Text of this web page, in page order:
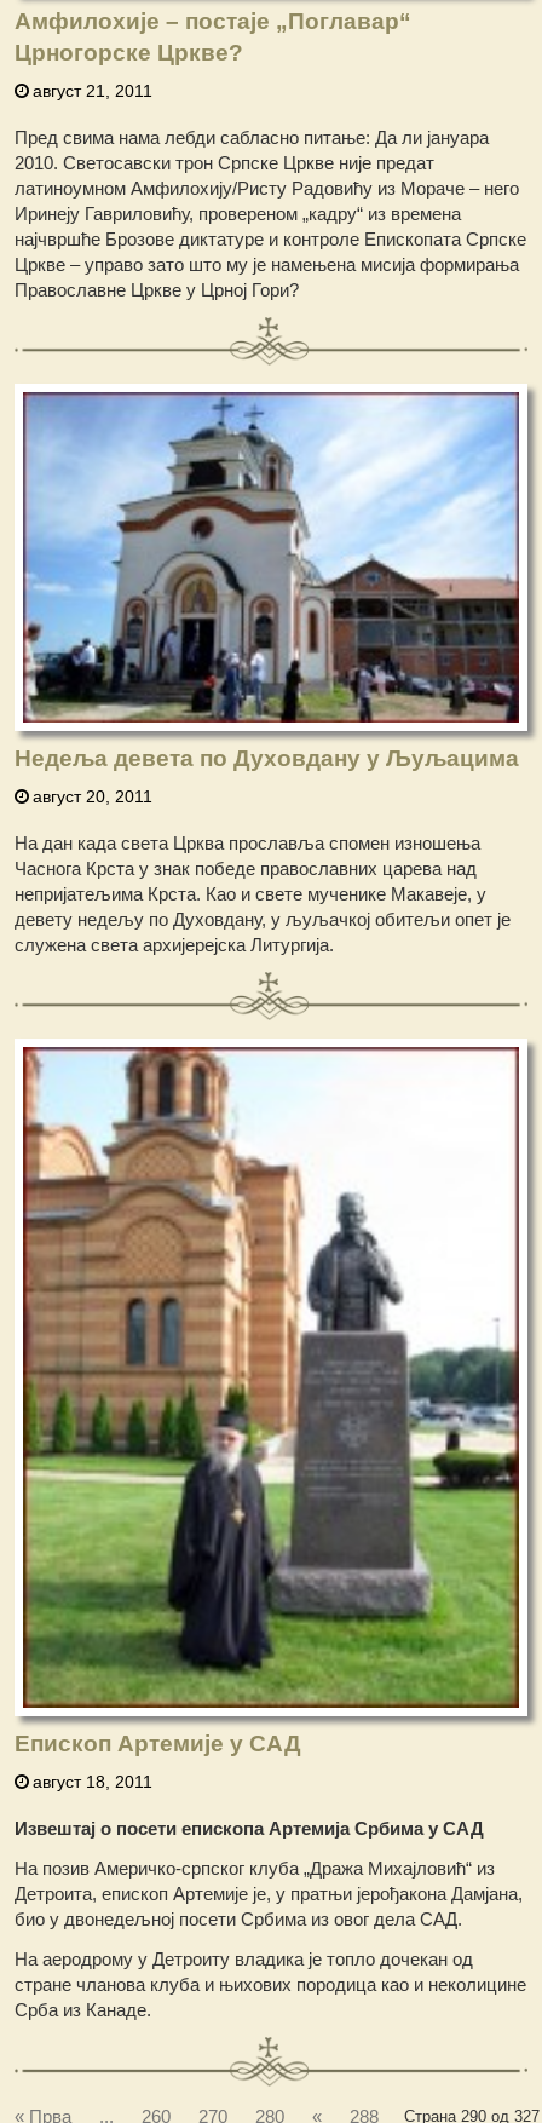
Амфилохије – постаје „Поглавар“
Црногорске Цркве?
август 21, 2011
Пред свима нама лебди сабласно питање: Да ли јануара
2010. Светосавски трон Српске Цркве није предат
латиноумном Амфилохију/Ристу Радовићу из Мораче – него
Иринеју Гавриловићу, провереном „кадру“ из времена
најчвршће Брозове диктатуре и контроле Епископата Српске
Цркве – управо зато што му је намењена мисија формирања
Православне Цркве у Црној Гори?
Недеља девета по Духовдану у Љуљацима
август 20, 2011
На дан када света Црква прославља спомен изношења
Часнога Крста у знак победе православних царева над
непријатељима Крста. Као и свете мученике Макавеје, у
девету недељу по Духовдану, у љуљачкој обитељи опет је
служена света архијерејска Литургија.
Eпископ Артемије у САД
август 18, 2011
Извештај о посети епископа Артемија Србима у САД
На позив Америчко-српског клуба „Дража Михајловић“ из
Детроита, епископ Артемије је, у пратњи јерођакона Дамјана,
био у двонедељној посети Србима из овог дела САД.
На аеродрому у Детроиту владика је топло дочекан од
стране чланова клуба и њихових породица као и неколицине
Срба из Канаде.
Страна 290 од 327
« Прва ... 260 270 280 « 288